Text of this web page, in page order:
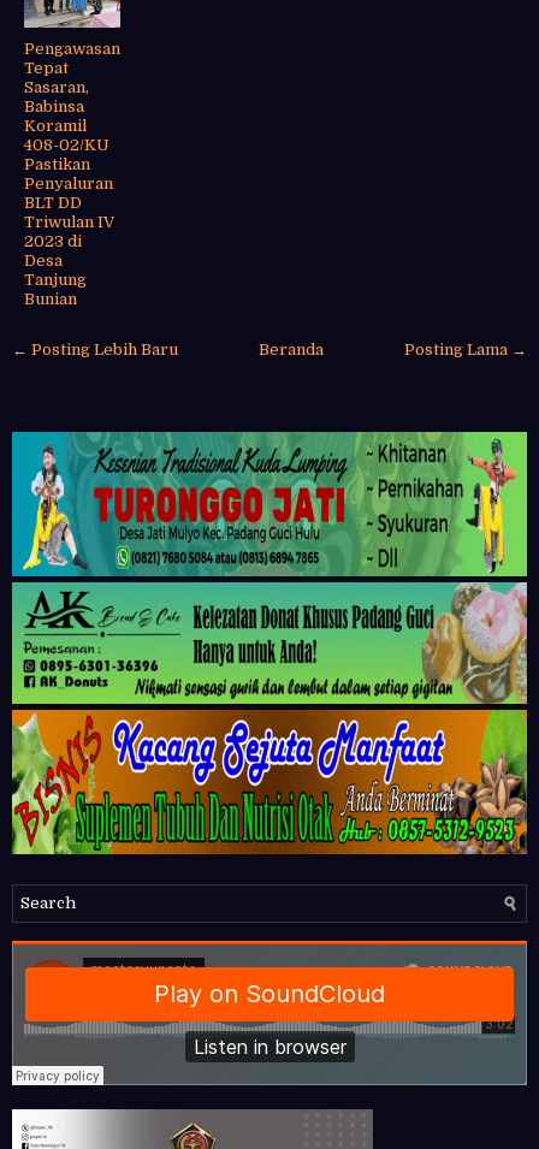
Pengawasan
Tepat
Sasaran,
Babinsa
Koramil
408-02/KU
Pastikan
Penyaluran
BLT DD
Triwulan IV
2023 di
Desa
Tanjung
Bunian
← Posting Lebih Baru Posting Lama →
Beranda